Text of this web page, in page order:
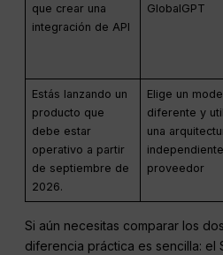
que crear una
integración de API
GlobalGPT
Estás lanzando un
producto que
debe estar
operativo a partir
de septiembre de
2026.
Elige un
diferente y
una
proveedor
Si aún necesitas comparar los
diferencia práctica es sencilla: el